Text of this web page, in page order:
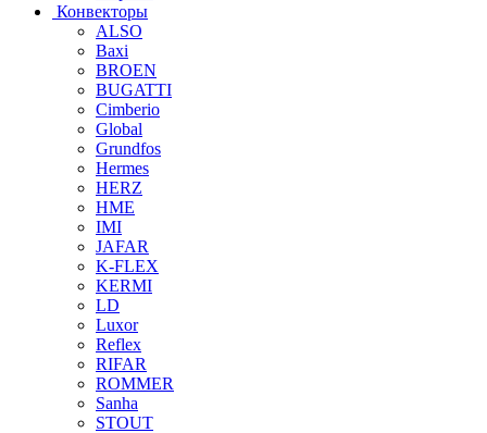
Конвекторы
ALSO
Baxi
BROEN
BUGATTI
Cimberio
Global
Grundfos
Hermes
HERZ
HME
IMI
JAFAR
K-FLEX
KERMI
LD
Luxor
Reflex
RIFAR
ROMMER
Sanha
STOUT